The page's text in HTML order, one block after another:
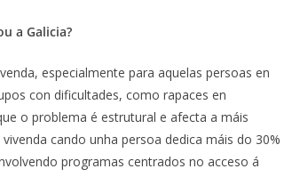
a Galicia?
especialmente para aquelas persoas en
con dificultades, como rapaces en
o problema é estrutural e afecta a máis
cando unha persoa dedica máis do 30%
programas centrados no acceso á